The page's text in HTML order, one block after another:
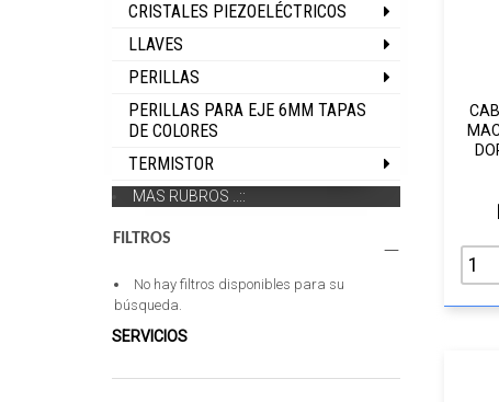
CRISTALES PIEZOELÉCTRICOS
LLAVES
PERILLAS
PERILLAS PARA EJE 6MM TAPAS
DE COLORES
TERMISTOR
MAS RUBROS ..::
FILTROS
No hay filtros disponibles para su
búsqueda.
SERVICIOS